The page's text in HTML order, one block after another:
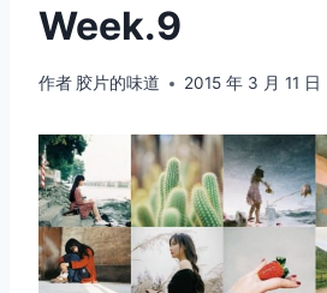
Week.9
作者 胶片的味道 2015 年 3 月 11 日